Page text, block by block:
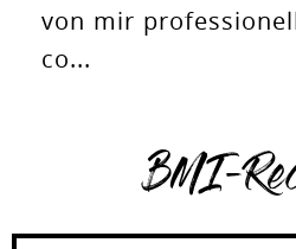
von mir
co...
BMI-